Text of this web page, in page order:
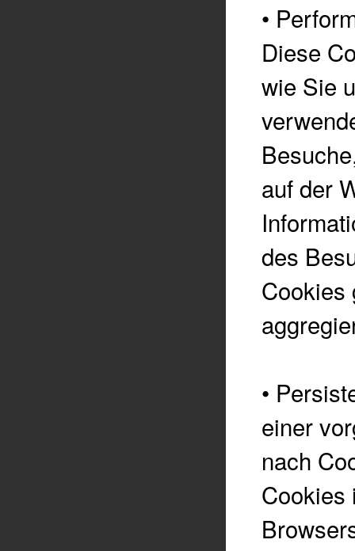
•
Diese
wie Sie
auf der
des
Cookies
•
einer
nach
Cookies